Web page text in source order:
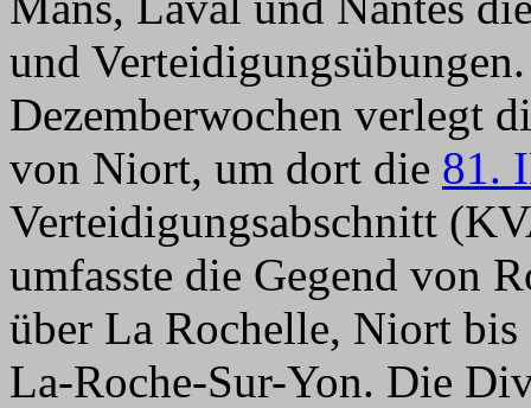
und
Dezemberwochen verlegt
von Niort, um dort die 81.
Verteidigungsabschnitt
umfasste die Gegend von
über La Rochelle, Niort bis
La-Roche-Sur-Yon. Die